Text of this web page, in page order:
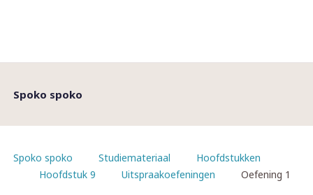
Spoko spoko
Spoko spoko Studiemateriaal
Hoofdstukken
Hoofdstuk 9
Uitspraakoefeningen Oefening 1